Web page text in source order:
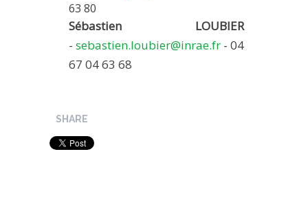
63 80
Sébastien LOUBIER
- sebastien.loubier@inrae.fr - 04
67 04 63 68
SHARE